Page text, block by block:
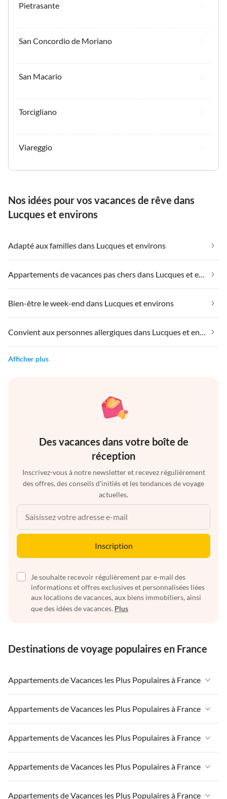
Pietrasante
San Concordio de Moriano
San Macario
Torcigliano
Viareggio
Nos idées pour vos vacances de rêve dans
Lucques et environs
Adapté aux familles dans Lucques et environs
Appartements de vacances pas chers dans Lucques et environs
Bien-être le week-end dans Lucques et environs
Convient aux personnes allergiques dans Lucques et environs
Afficher plus
Des vacances dans votre boîte de
réception
Inscrivez-vous à notre newsletter et recevez régulièrement
des offres, des conseils d'initiés et les tendances de voyage
actuelles.
Inscription
Je souhaite recevoir régulièrement par e-mail des
informations et offres exclusives et personnalisées liées
aux locations de vacances, aux biens immobiliers, ainsi
que des idées de vacances. Plus
Destinations de voyage populaires en France
Appartements de Vacances les Plus Populaires à France
Appartements de Vacances à France
Appartements de Vacances à Paris-Ile de France
Appartements de Vacances à Paris
Appartements de Vacances à Côte atlantique
Appartements de Vacances les Plus Populaires à France
Appartements de Vacances à France
Appartements de Vacances à Paris-Ile de France
Appartements de Vacances à Paris
Appartements de Vacances les Plus Populaires à France
Appartements de Vacances à France
Appartements de Vacances à Paris-Ile de France
Appartements de Vacances les Plus Populaires à France
Appartements de Vacances à France
Appartements de Vacances les Plus Populaires à France